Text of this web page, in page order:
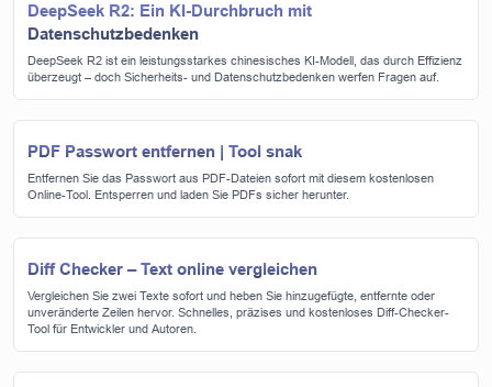
DeepSeek R2: Ein KI-Durchbruch mit
Datenschutzbedenken
DeepSeek R2 ist ein leistungsstarkes chinesisches KI-Modell, das durch Effizienz
überzeugt – doch Sicherheits- und Datenschutzbedenken werfen Fragen auf.
PDF Passwort entfernen | Tool snak
Entfernen Sie das Passwort aus PDF-Dateien sofort mit diesem kostenlosen
Online-Tool. Entsperren und laden Sie PDFs sicher herunter.
Diff Checker – Text online vergleichen
Vergleichen Sie zwei Texte sofort und heben Sie hinzugefügte, entfernte oder
unveränderte Zeilen hervor. Schnelles, präzises und kostenloses Diff-Checker-
Tool für Entwickler und Autoren.